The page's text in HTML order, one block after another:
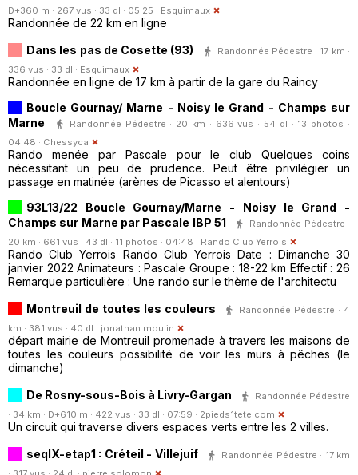
D+360 m · 267 vus · 33 dl · 05:25 · Esquimaux
Randonnée de 22 km en ligne
Dans les pas de Cosette (93)
Randonnée Pédestre · 17 km ·
336 vus · 33 dl · Esquimaux
Randonnée en ligne de 17 km à partir de la gare du Raincy
Boucle Gournay/ Marne - Noisy le Grand - Champs sur
Marne
Randonnée Pédestre · 20 km · 636 vus · 54 dl · 13 photos ·
04:48 · Chessyca
Rando menée par Pascale pour le club Quelques coins
nécessitant un peu de prudence. Peut être privilégier un
passage en matinée (arènes de Picasso et alentours)
93L13/22 Boucle Gournay/Marne - Noisy le Grand -
Champs sur Marne par Pascale IBP 51
Randonnée Pédestre ·
20 km · 661 vus · 43 dl · 11 photos · 04:48 · Rando Club Yerrois
Rando Club Yerrois Rando Club Yerrois Date : Dimanche 30
janvier 2022 Animateurs : Pascale Groupe : 18-22 km Effectif : 26
Remarque particulière : Une rando sur le thème de l'architectu
Montreuil de toutes les couleurs
Randonnée Pédestre · 4
km · 381 vus · 40 dl · jonathan.moulin
départ mairie de Montreuil promenade à travers les maisons de
toutes les couleurs possibilité de voir les murs à pêches (le
dimanche)
De Rosny-sous-Bois à Livry-Gargan
Randonnée Pédestre
· 34 km · D+610 m · 422 vus · 33 dl · 07:59 · 2pieds1tete.com
Un circuit qui traverse divers espaces verts entre les 2 villes.
seqIX-etap1 : Créteil - Villejuif
Randonnée Pédestre · 17 km